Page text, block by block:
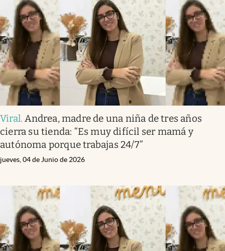
Viral.Andrea, madre de una niña de tres años
cierra su tienda: “Es muy difícil ser mamá y
autónoma porque trabajas 24/7”
jueves, 04 de Junio de 2026